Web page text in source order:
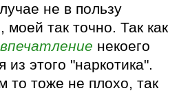
не в пользу
моей так точно. Так как
впечатление некоего
из этого "наркотика".
то тоже не плохо, так